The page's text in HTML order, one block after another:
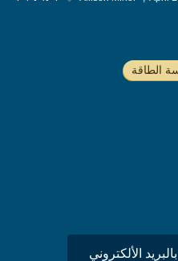
الطاقة
الألكتروني